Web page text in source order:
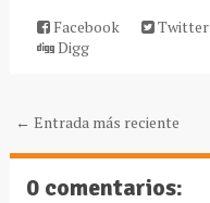
Facebook Twitter
Digg
← Entrada más reciente
0 comentarios: